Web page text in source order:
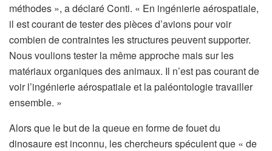
méthodes », a déclaré Conti. « En ingénierie aérospatiale,
il est courant de tester des pièces d’avions pour voir
combien de contraintes les structures peuvent supporter.
Nous voulions tester la même approche mais sur les
matériaux organiques des animaux. Il n’est pas courant de
voir l’ingénierie aérospatiale et la paléontologie travailler
ensemble. »
Alors que le but de la queue en forme de fouet du
dinosaure est inconnu, les chercheurs spéculent que « de